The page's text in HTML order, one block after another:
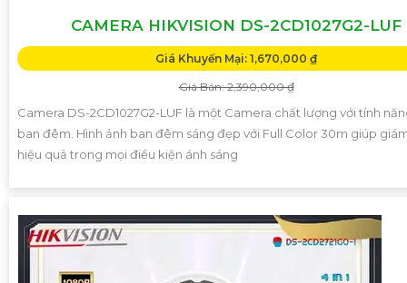
CAMERA HIKVISION DS-2CD1027G2-LUF
Giá Khuyến Mại: 1,670,000 ₫
Giá Bán: 2,390,000 ₫
Camera DS-2CD1027G2-LUF là một Camera chất lượng với tính
ban đêm. Hình ảnh ban đêm sáng đẹp với Full Color 30m giúp
hiệu quả trong mọi điều kiện ánh sáng